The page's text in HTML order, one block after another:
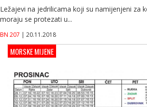
Ležajevi na jedrilicama koji su namijenjeni za
moraju se protezati u...
BN 207 | 20.11.2018
MORSKE MIJENE